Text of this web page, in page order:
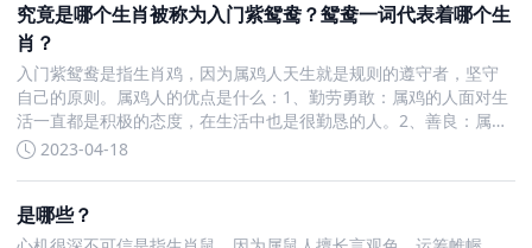
究竟是哪个生肖被称为入门紫鸳鸯？鸳鸯一词代表着哪个生
肖？
入门紫鸳鸯是指生肖鸡，因为属鸡人天生就是规则的遵守者，坚守
自己的原则。属鸡人的优点是什么：1、勤劳勇敢：属鸡的人面对生
活一直都是积极的态度，在生活中也是很勤恳的人。2、善良：属鸡
人最突出的性格特点就是善良，也可以说是他们最大的优点。3、善
2023-04-18
是哪些？